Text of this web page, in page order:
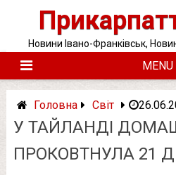
Новини Івано-Франківськ,
MENU
Головна Світ
У ТАЙЛАНДІ
ПРОКОВТНУЛА 21